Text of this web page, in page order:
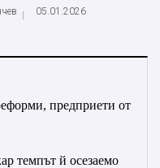
05.01.2026
предприети от
темпът й осезаемо